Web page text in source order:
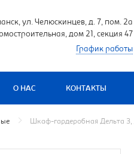
ул. Челюскинцев, д. 7, пом. 2а
дом 21, секция 47
График работы
О НАС КОНТАКТЫ
Шкаф-гардеробная Дельта